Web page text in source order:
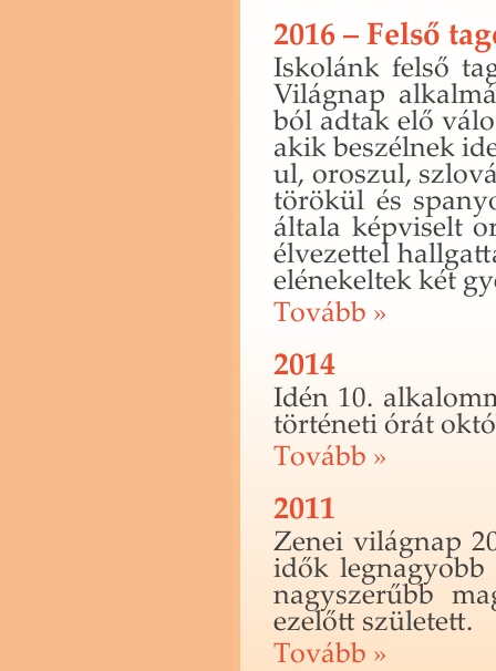
2016 – Felső
Is­ko­lánk felső
Vi­lág­nap
ból adtak elő
akik be­szél­nek
ul, oro­szul,
tö­rö­kül és
ál­ta­la kép­vi­selt
él­ve­zet­tel
el­éne­kel­tek két
To­vább »
2014
Idén 10.
tör­té­ne­ti órát
To­vább »
2011
Zenei vi­lág­nap
idők
nagy­sze­rűbb
ez­előtt szü­le­tett.
To­vább »